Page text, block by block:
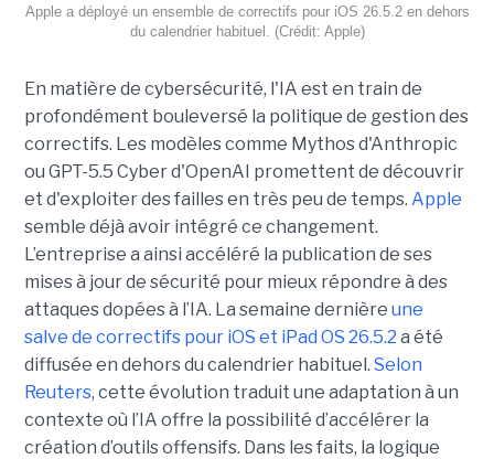
Apple a déployé un ensemble de correctifs pour iOS 26.5.2 en dehors
du calendrier habituel. (Crédit: Apple)
En matière de cybersécurité, l'IA est en train de
profondément bouleversé la politique de gestion des
correctifs. Les modèles comme Mythos d'Anthropic
ou GPT-5.5 Cyber d'OpenAI promettent de découvrir
et d'exploiter des failles en très peu de temps. Apple
semble déjà avoir intégré ce changement.
L’entreprise a ainsi accéléré la publication de ses
mises à jour de sécurité pour mieux répondre à des
attaques dopées à l’IA. La semaine dernière une
salve de correctifs pour iOS et iPad OS 26.5.2 a été
diffusée en dehors du calendrier habituel. Selon
Reuters, cette évolution traduit une adaptation à un
contexte où l’IA offre la possibilité d’accélérer la
création d’outils offensifs. Dans les faits, la logique